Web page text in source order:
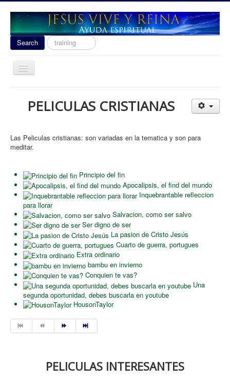
Search
Search
...
Toggle
Las señales del fin 2020
Escuela de Guerra
Youtube
donacion
Contact
PELICULAS CRISTIANAS
Las Peliculas cristianas: son variadas en la tematica y son para
meditar.
Principio del fin
Apocalipsis, el find del mundo
Inquebrantable refleccion
para llorar
Salvacion, como ser salvo
Ser digno de ser
La pasion de Cristo Jesús
Cuarto de guerra, portugues
Extra ordinario
bambu en invierno
Conquien te vas?
Una
segunda oportunidad, debes buscarla en youtube
HousonTaylor
PELICULAS INTERESANTES